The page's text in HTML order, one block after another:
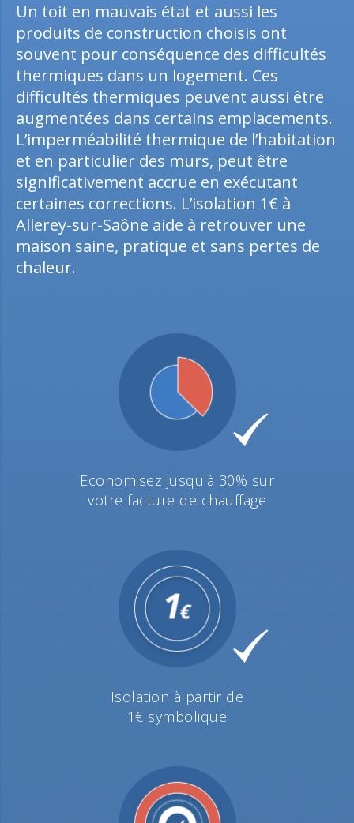
Un toit en mauvais état et aussi les
produits de construction choisis ont
souvent pour conséquence des difficultés
thermiques dans un logement. Ces
difficultés thermiques peuvent aussi être
augmentées dans certains emplacements.
L’imperméabilité thermique de l’habitation
et en particulier des murs, peut être
significativement accrue en exécutant
certaines corrections. L’isolation 1€ à
Allerey-sur-Saône aide à retrouver une
maison saine, pratique et sans pertes de
chaleur.
Economisez jusqu'à 30% sur
votre facture de chauffage
Isolation à partir de
1€ symbolique